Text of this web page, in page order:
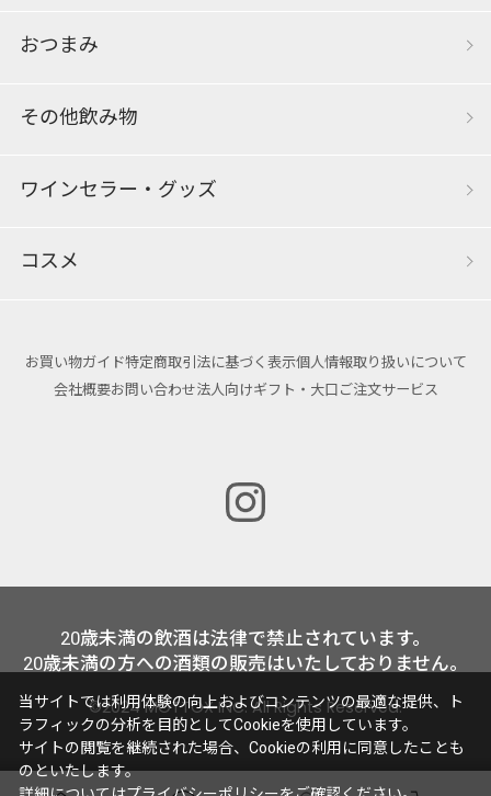
おつまみ
その他飲み物
ワインセラー・グッズ
コスメ
お買い物ガイド特定商取引法に基づく表示個人情報取り扱いについて
会社概要お問い合わせ法人向けギフト・大口ご注文サービス
20歳未満の飲酒は法律で禁止されています。
20歳未満の方への酒類の販売はいたしておりません。
©2024 MOTTOX INC. All Rights Reserved.
当サイトでは利用体験の向上およびコンテンツの最適な提供、ト
ラフィックの分析を目的としてCookieを使用しています。
サイトの閲覧を継続された場合、Cookieの利用に同意したことも
のといたします。